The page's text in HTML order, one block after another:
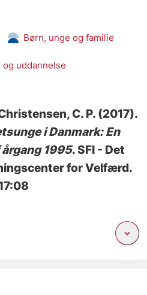
Børn, unge og familie
uddannelse
C. P. (2017).
i Danmark: En
1995. SFI - Det
for Velfærd.